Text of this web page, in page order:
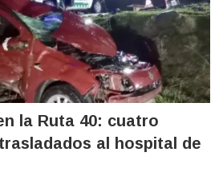
la Ruta 40: cuatro
al hospital de